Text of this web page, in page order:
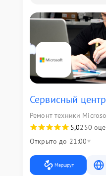
Сервисный
Ремонт техники
5,0250
Открыто до 21:00
Маршрут